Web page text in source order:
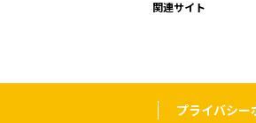
関連サイト
プライバシー